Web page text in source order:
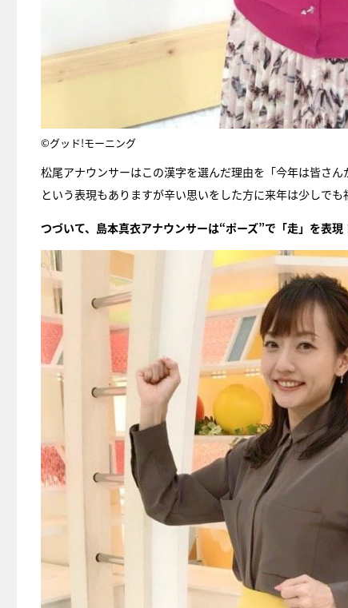
©グッド!モーニング
松尾アナウンサーはこの漢字を選んだ理由を「今年は皆さ
という表現もありますが辛い思いをした方に来年は少しで
つづいて、島本真衣アナウンサーは“ポーズ”で「走」を表現